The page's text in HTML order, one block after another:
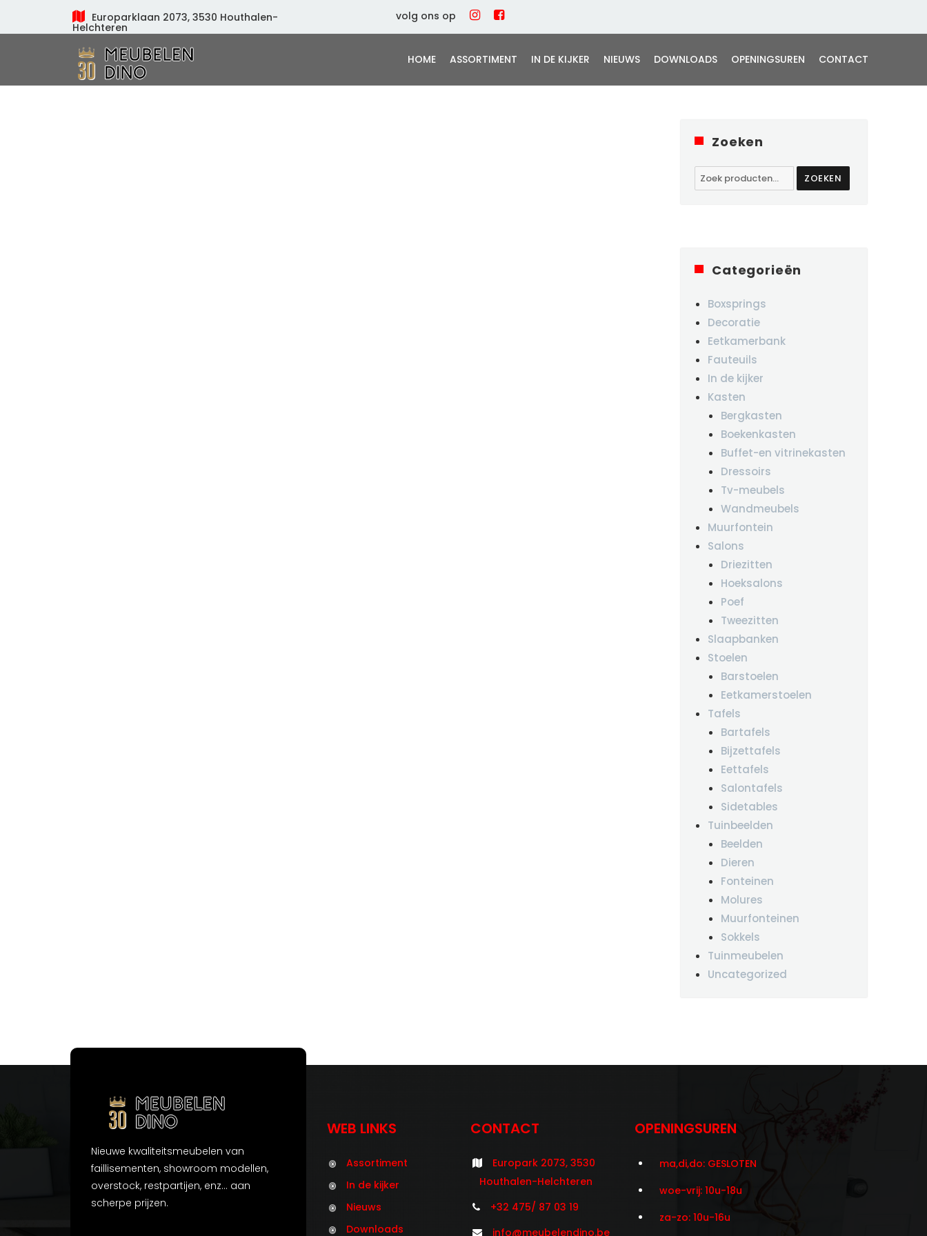
Europarklaan 2073, 3530 Houthalen-
Helchteren
volg ons op
HOME ASSORTIMENT IN DE KIJKER NIEUWS DOWNLOADS OPENINGSUREN CONTACT
Zoeken
Zoeken
naar:
ZOEKEN
Categorieën
Boxsprings
Decoratie
Eetkamerbank
Fauteuils
In de kijker
Kasten
Bergkasten
Boekenkasten
Buffet-en vitrinekasten
Dressoirs
Tv-meubels
Wandmeubels
Muurfontein
Salons
Driezitten
Hoeksalons
Poef
Tweezitten
Slaapbanken
Stoelen
Barstoelen
Eetkamerstoelen
Tafels
Bartafels
Bijzettafels
Eettafels
Salontafels
Sidetables
Tuinbeelden
Beelden
Dieren
Fonteinen
Molures
Muurfonteinen
Sokkels
Tuinmeubelen
Uncategorized
Nieuwe kwaliteitsmeubelen van
faillisementen, showroom modellen,
overstock, restpartijen, enz... aan
scherpe prijzen.
WEB LINKS
Assortiment
In de kijker
Nieuws
Downloads
CONTACT
Europark 2073, 3530
Houthalen-Helchteren
+32 475/ 87 03 19
info@meubelendino.be
OPENINGSUREN
ma,di,do: GESLOTEN
woe-vrij: 10u-18u
za-zo: 10u-16u